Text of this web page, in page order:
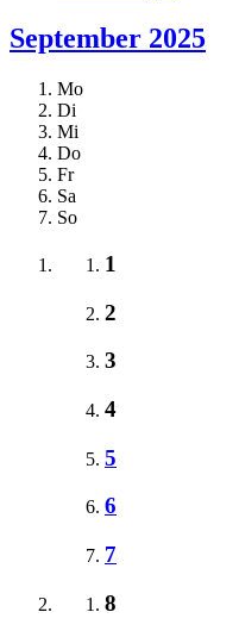
September 2025
Mo
Di
Mi
Do
Fr
Sa
So
1
2
3
4
5
6
7
8